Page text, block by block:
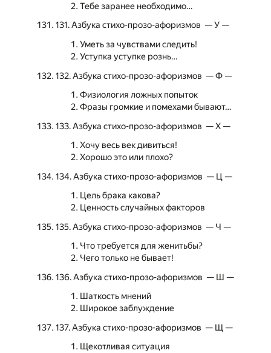
Тебе заранее необходимо…
131. Азбука стихо-прозо-афоризмов — У —
Уметь за чувствами следить!
Уступка уступке рознь…
132. Азбука стихо-прозо-афоризмов — Ф —
Физиология ложных попыток
Фразы громкие и помехами бывают…
133. Азбука стихо-прозо-афоризмов — Х —
Хочу весь век дивиться!
Хорошо это или плохо?
134. Азбука стихо-прозо-афоризмов — Ц —
Цель брака какова?
Ценность случайных факторов
135. Азбука стихо-прозо-афоризмов — Ч —
Что требуется для женитьбы?
Чего только не бывает!
136. Азбука стихо-прозо-афоризмов — Ш —
Шаткость мнений
Широкое заблуждение
137. Азбука стихо-прозо-афоризмов — Щ —
Щекотливая ситуация